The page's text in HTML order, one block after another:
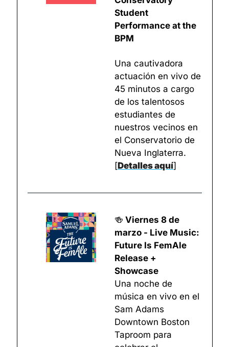
Student
Performance at the
BPM
Una cautivadora
actuación en vivo de
45 minutos a cargo
de los talentosos
estudiantes de
nuestros vecinos en
el Conservatorio de
[Detalles aquí]
🍻 Viernes 8 de
marzo - Live Music:
Future Is FemAle
Release +
Showcase
Una noche de
música en vivo en el
Sam Adams
Downtown Boston
Taproom para